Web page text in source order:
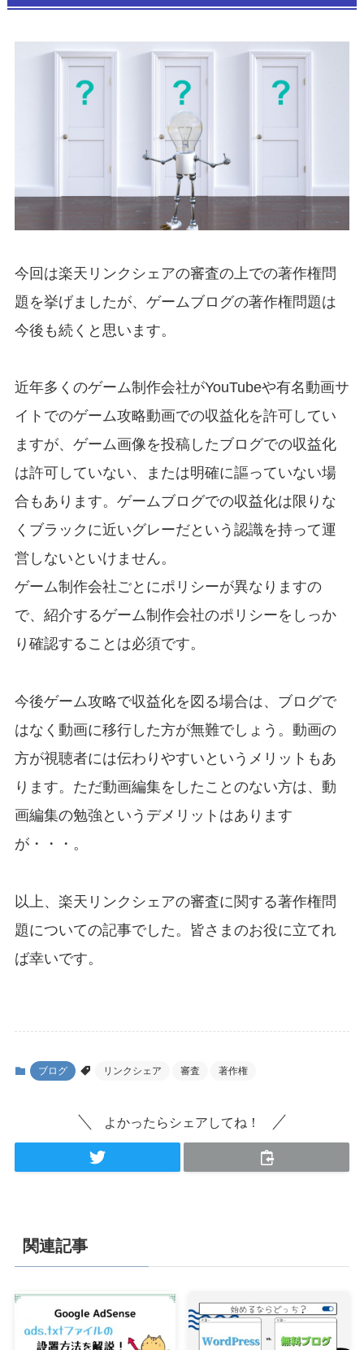
今回は楽天リンクシェアの審査の上での著作権問
題を挙げましたが、ゲームブログの著作権問題は
今後も続くと思います。
近年多くのゲーム制作会社がYouTubeや有名動画サ
イトでのゲーム攻略動画での収益化を許可してい
ますが、ゲーム画像を投稿したブログでの収益化
は許可していない、または明確に謳っていない場
合もあります。 ゲームブログでの収益化は限りな
くブラックに近いグレーだという認識を持って運
営しないといけません。
ゲーム制作会社ごとにポリシーが異なりますの
で、紹介するゲーム制作会社のポリシーをしっか
り確認することは必須です。
今後ゲーム攻略で収益化を図る場合は、ブログで
はなく動画に移行した方が無難でしょう。動画の
方が視聴者には伝わりやすいというメリットもあ
ります。ただ動画編集をしたことのない方は、動
画編集の勉強というデメリットはあります
が・・・。
以上、楽天リンクシェアの審査に関する著作権問
題についての記事でした。皆さまのお役に立てれ
ば幸いです。
ブログ リンクシェア 審査 著作権
よかったらシェアしてね！
関連記事